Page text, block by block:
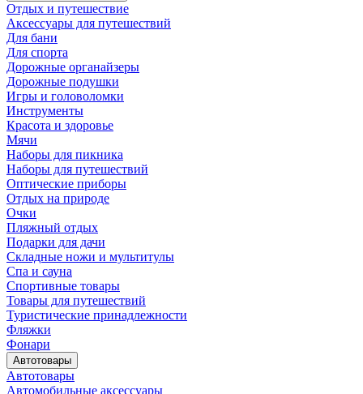
Отдых и путешествие
Аксессуары для путешествий
Для бани
Для спорта
Дорожные органайзеры
Дорожные подушки
Игры и головоломки
Инструменты
Красота и здоровье
Мячи
Наборы для пикника
Наборы для путешествий
Оптические приборы
Отдых на природе
Очки
Пляжный отдых
Подарки для дачи
Складные ножи и мультитулы
Спа и сауна
Спортивные товары
Товары для путешествий
Туристические принадлежности
Фляжки
Фонари
Автотовары
Автотовары
Автомобильные аксессуары